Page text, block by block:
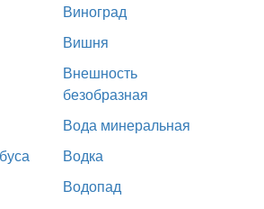
Виноград
Вишня
Внешность
безобразная
Вода минеральная
Водка
Водопад